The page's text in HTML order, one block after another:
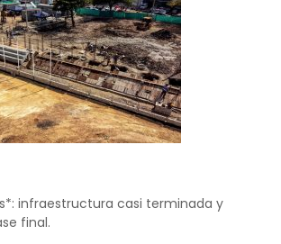
infraestructura casi terminada y
final.